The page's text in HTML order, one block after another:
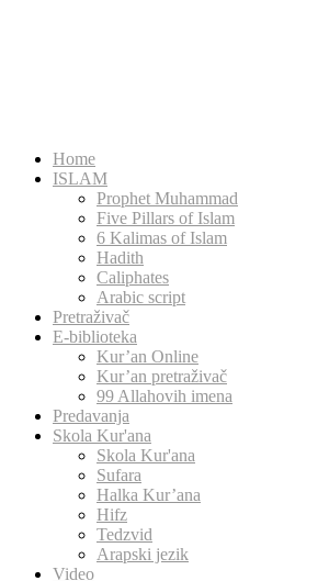
Home
ISLAM
Prophet Muhammad
Five Pillars of Islam
6 Kalimas of Islam
Hadith
Caliphates
Arabic script
Pretraživač
E-biblioteka
Kur’an Online
Kur’an pretraživač
99 Allahovih imena
Predavanja
Skola Kur'ana
Skola Kur'ana
Sufara
Halka Kur’ana
Hifz
Tedzvid
Arapski jezik
Video